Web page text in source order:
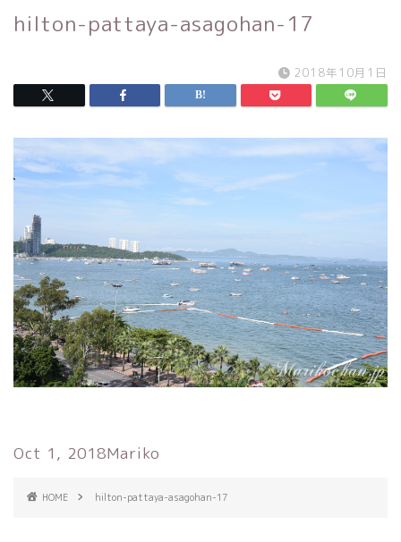
hilton-pattaya-asagohan-17
2018年10月1日
Oct 1, 2018Mariko
HOME hilton-pattaya-asagohan-17